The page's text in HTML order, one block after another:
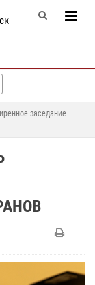
заседание